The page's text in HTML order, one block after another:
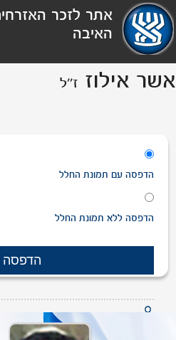
תפריט
נגישות
אתר לזכר
האיבה
אשר אילוז ז''ל
הדפסהעם תמונת החלל
הדפסהללא תמונת החלל
לעדכון תמונת יקירך שמופיעה באתר,